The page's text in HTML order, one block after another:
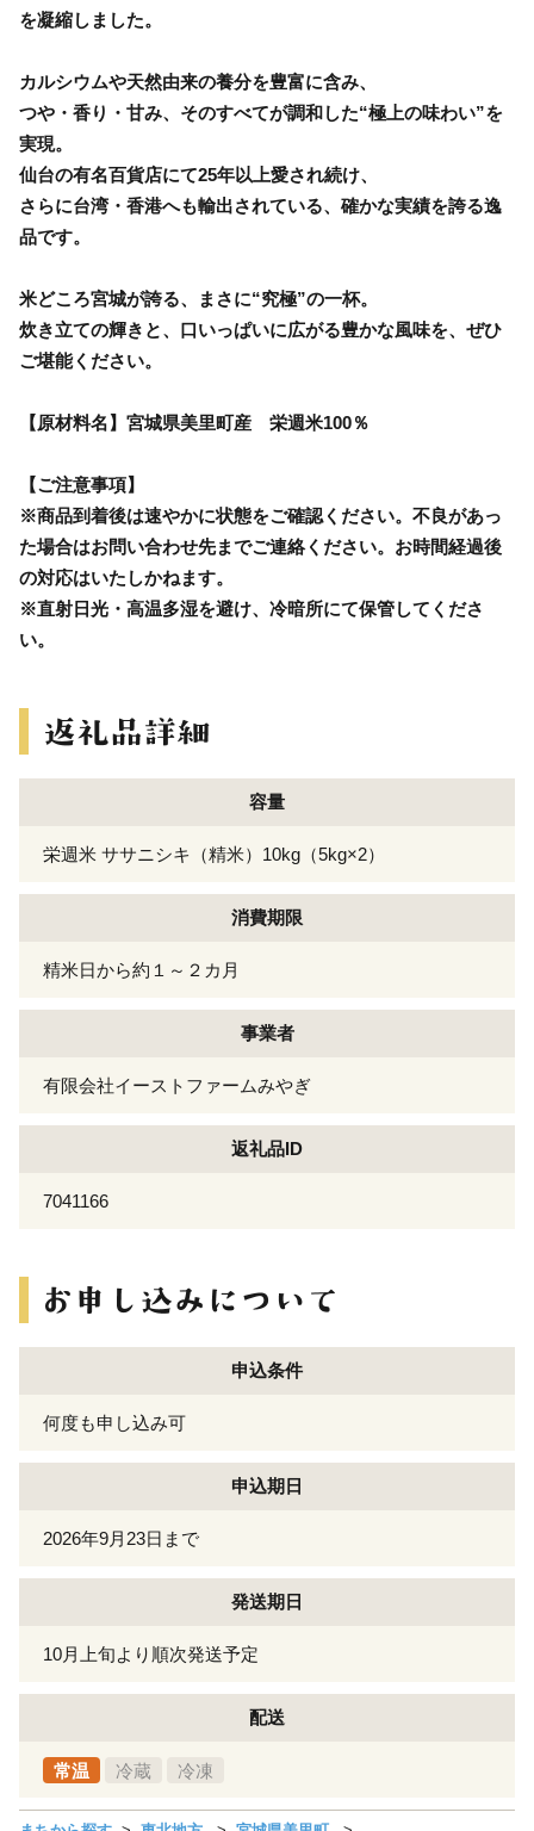
を凝縮しました。
カルシウムや天然由来の養分を豊富に含み、
つや・香り・甘み、そのすべてが調和した“極上の味わい”を
実現。
仙台の有名百貨店にて25年以上愛され続け、
さらに台湾・香港へも輸出されている、確かな実績を誇る逸
品です。
米どころ宮城が誇る、まさに“究極”の一杯。
炊き立ての輝きと、口いっぱいに広がる豊かな風味を、ぜひ
ご堪能ください。
【原材料名】宮城県美里町産 栄週米100％
【ご注意事項】
※商品到着後は速やかに状態をご確認ください。不良があっ
た場合はお問い合わせ先までご連絡ください。お時間経過後
の対応はいたしかねます。
※直射日光・高温多湿を避け、冷暗所にて保管してくださ
い。
容量
栄週米 ササニシキ（精米）10kg（5kg×2）
消費期限
精米日から約１～２カ月
事業者
有限会社イーストファームみやぎ
返礼品ID
7041166
申込条件
何度も申し込み可
申込期日
2026年9月23日まで
発送期日
10月上旬より順次発送予定
配送
常温 冷蔵 冷凍